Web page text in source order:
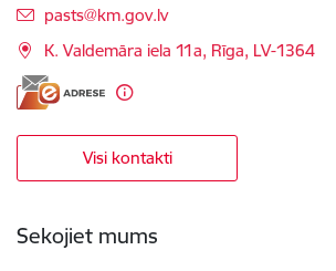
E-pasts:
pasts@km.gov.lv
K. Valdemāra iela 11a, Rīga, LV-1364
Visi kontakti
Sekojiet mums